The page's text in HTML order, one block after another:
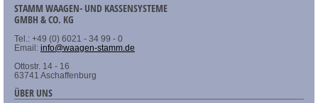
STAMM WAAGEN- UND KASSENSYSTEME
GMBH & CO. KG
Tel.: +49 (0) 6021 - 34 99 - 0
Email: info@waagen-stamm.de
Ottostr. 14 - 16
63741 Aschaffenburg
ÜBER UNS